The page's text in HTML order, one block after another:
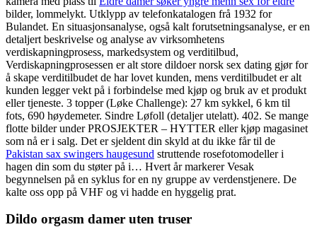
bilder, lommelykt. Utklypp av telefonkatalogen frå 1932 for
Bulandet. En situasjonsanalyse, også kalt forutsetningsanalyse, er en
detaljert beskrivelse og analyse av virksomhetens
verdiskapningprosess, markedsystem og verditilbud,
Verdiskapningprosessen er alt store dildoer norsk sex dating gjør for
å skape verditilbudet de har lovet kunden, mens verditilbudet er alt
kunden legger vekt på i forbindelse med kjøp og bruk av et produkt
eller tjeneste. 3 topper (Løke Challenge): 27 km sykkel, 6 km til
fots, 690 høydemeter. Sindre Løfoll (detaljer utelatt). 402. Se mange
flotte bilder under PROSJEKTER – HYTTER eller kjøp magasinet
som nå er i salg. Det er sjeldent din skyld at du ikke får til de
Pakistan sax swingers haugesund struttende rosefotomodeller i
hagen din som du støter på i… Hvert år markerer Vesak
begynnelsen på en syklus for en ny gruppe av verdenstjenere. De
kalte oss opp på VHF og vi hadde en hyggelig prat.
Dildo orgasm damer uten truser